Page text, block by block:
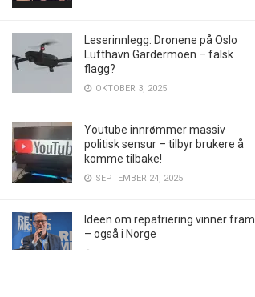
Leserinnlegg: Dronene på Oslo
Lufthavn Gardermoen – falsk
flagg?
OKTOBER 3, 2025
Youtube innrømmer massiv
politisk sensur – tilbyr brukere å
komme tilbake!
SEPTEMBER 24, 2025
Ideen om repatriering vinner fram
– også i Norge